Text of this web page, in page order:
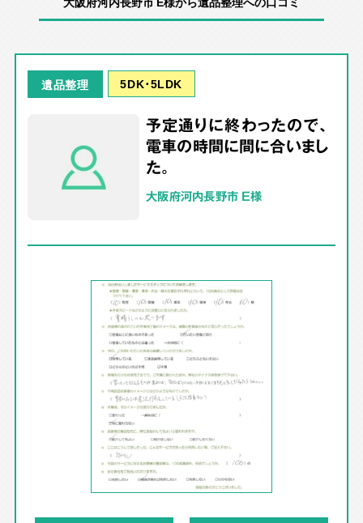
遺品整理 5DK･5LDK
予定通りに終わったので、
電車の時間に間に合いまし
た。
大阪府河内長野市 E様